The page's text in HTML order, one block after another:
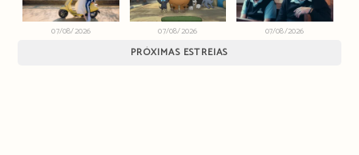
07/08/2026 07/08/2026 07/08/2026
PRÓXIMAS ESTREIAS